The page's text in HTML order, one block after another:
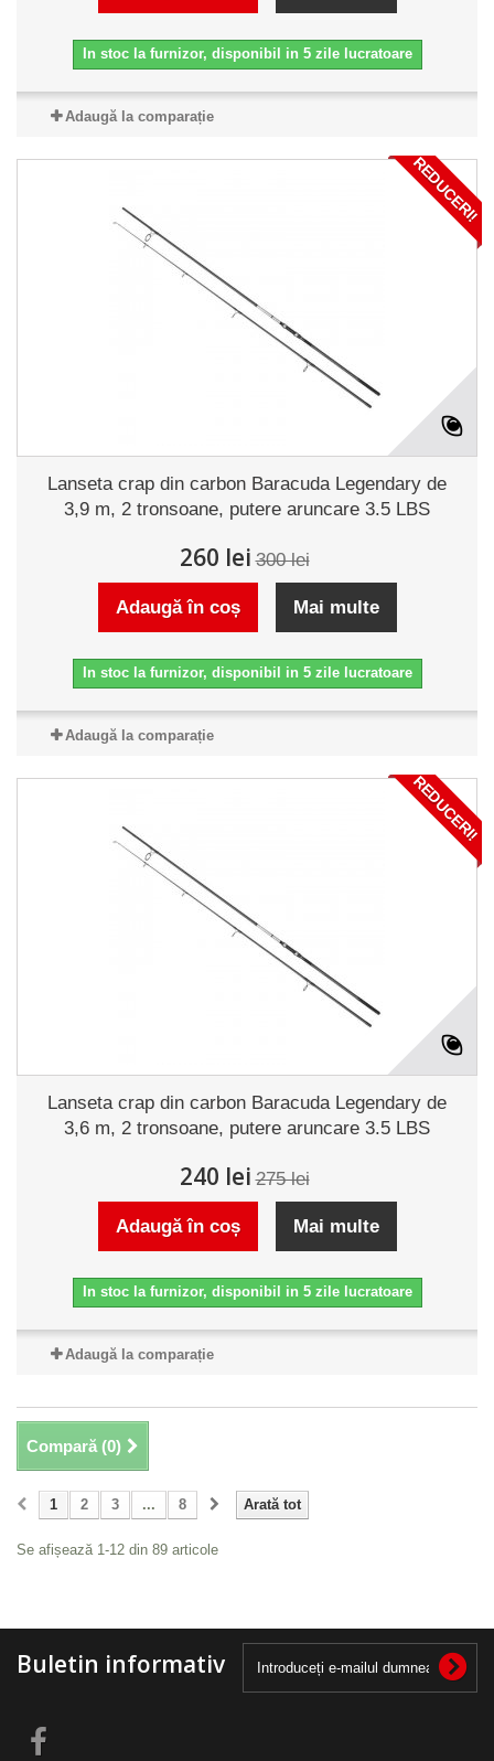
In stoc la furnizor, disponibil in 5 zile lucratoare
Adaugă la comparație
REDUCERI!
Lanseta crap din carbon Baracuda Legendary de
3,9 m, 2 tronsoane, putere aruncare 3.5 LBS
260 lei 300 lei
Adaugă în coș Mai multe
In stoc la furnizor, disponibil in 5 zile lucratoare
Adaugă la comparație
REDUCERI!
Lanseta crap din carbon Baracuda Legendary de
3,6 m, 2 tronsoane, putere aruncare 3.5 LBS
240 lei 275 lei
Adaugă în coș Mai multe
In stoc la furnizor, disponibil in 5 zile lucratoare
Adaugă la comparație
Compară (0)
Arată tot
1 2 3 ... 8
Se afișează 1-12 din 89 articole
Buletin informativ